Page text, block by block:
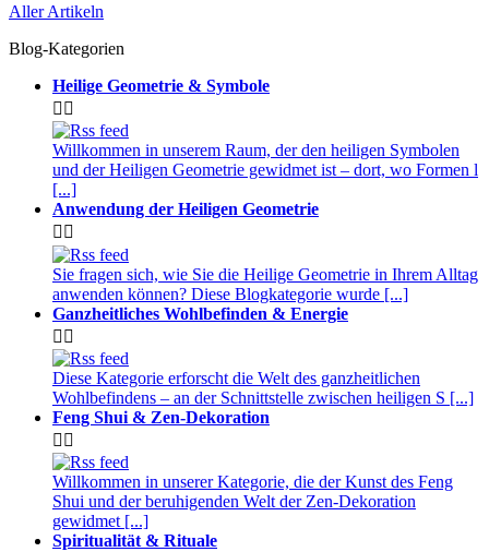
Aller Artikeln
Blog-Kategorien
Heilige Geometrie & Symbole
 
Willkommen in unserem Raum, der den heiligen Symbolen
und der Heiligen Geometrie gewidmet ist – dort, wo Formen l
[...]
Anwendung der Heiligen Geometrie
 
Sie fragen sich, wie Sie die Heilige Geometrie in Ihrem Alltag
anwenden können? Diese Blogkategorie wurde [...]
Ganzheitliches Wohlbefinden & Energie
 
Diese Kategorie erforscht die Welt des ganzheitlichen
Wohlbefindens – an der Schnittstelle zwischen heiligen S [...]
Feng Shui & Zen-Dekoration
 
Willkommen in unserer Kategorie, die der Kunst des Feng
Shui und der beruhigenden Welt der Zen-Dekoration
gewidmet [...]
Spiritualität & Rituale